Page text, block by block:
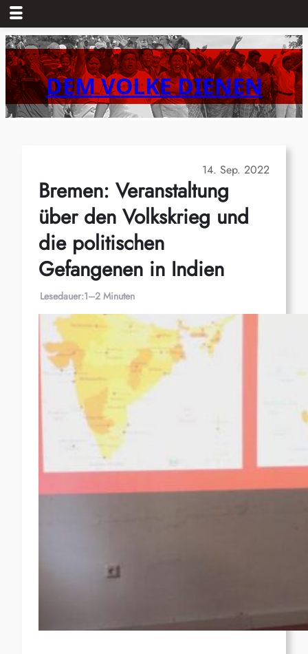
Zum
Inhalt
springenDEM VOLKE DIENEN
14. Sep. 2022
Bremen: Veranstaltung
über den Volkskrieg und
die politischen
Gefangenen in Indien
Lesedauer:1–2 Minuten